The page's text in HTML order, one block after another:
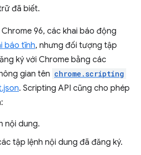
đã biết.
96, các khai báo động
báo tĩnh, nhưng đối tượng tập
ký với Chrome bằng các
gian tên chrome.scripting
. Scripting API cũng cho phép
nội dung.
tập lệnh nội dung đã đăng ký.